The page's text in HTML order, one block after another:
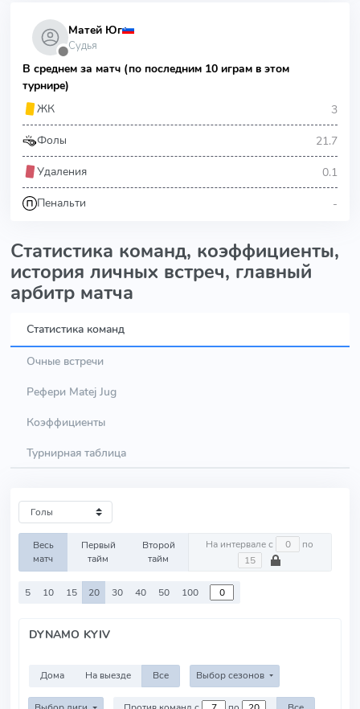
⬤
Матей Юг
Судья
В среднем за матч (по последним 10 играм в этом
турнире)
ЖК
3
Фолы 21.7
Удаления 0.1
Пенальти -
Статистика команд, коэффициенты,
история личных встреч, главный
арбитр матча
Статистика команд
Очные встречи
Рефери Matej Jug
Коэффициенты
Турнирная таблица
Весь
матч
Первый
тайм
Второй
тайм
На интервале с по
5 10 15 20 30 40 50 100
DYNAMO KYIV
Дома На выезде Все Выбор сезонов